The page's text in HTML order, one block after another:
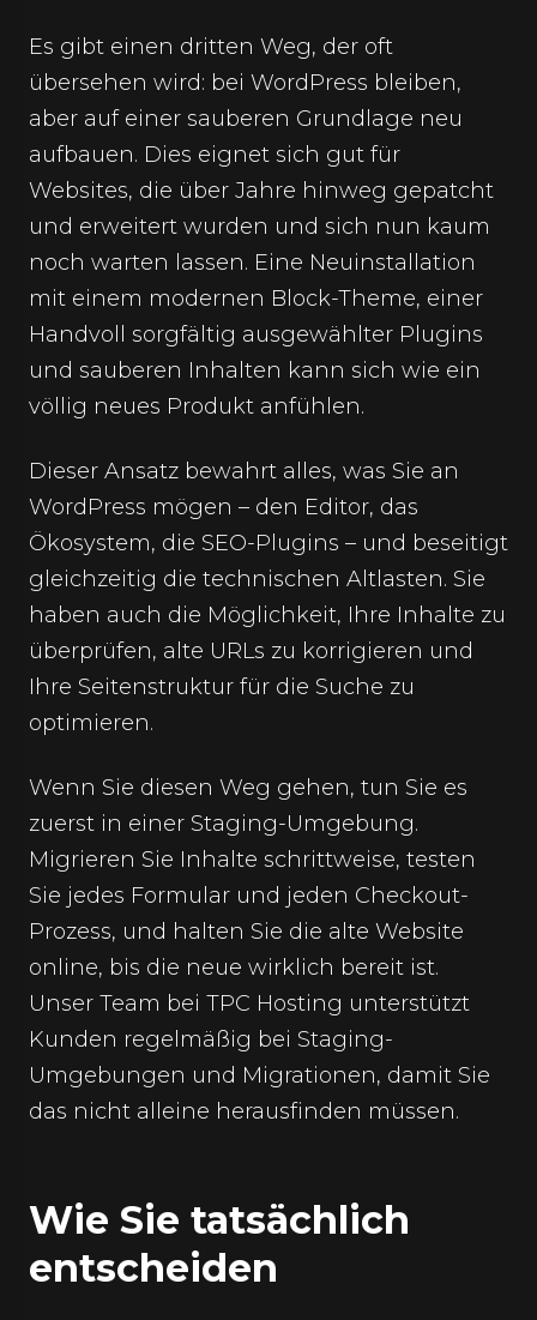
Es gibt einen dritten Weg, der oft
übersehen wird: bei WordPress bleiben,
aber auf einer sauberen Grundlage neu
aufbauen. Dies eignet sich gut für
Websites, die über Jahre hinweg gepatcht
und erweitert wurden und sich nun kaum
noch warten lassen. Eine Neuinstallation
mit einem modernen Block-Theme, einer
Handvoll sorgfältig ausgewählter Plugins
und sauberen Inhalten kann sich wie ein
völlig neues Produkt anfühlen.
Dieser Ansatz bewahrt alles, was Sie an
WordPress mögen – den Editor, das
Ökosystem, die SEO-Plugins – und beseitigt
gleichzeitig die technischen Altlasten. Sie
haben auch die Möglichkeit, Ihre Inhalte zu
überprüfen, alte URLs zu korrigieren und
Ihre Seitenstruktur für die Suche zu
optimieren.
Wenn Sie diesen Weg gehen, tun Sie es
zuerst in einer Staging-Umgebung.
Migrieren Sie Inhalte schrittweise, testen
Sie jedes Formular und jeden Checkout-
Prozess, und halten Sie die alte Website
online, bis die neue wirklich bereit ist.
Unser Team bei TPC Hosting unterstützt
Kunden regelmäßig bei Staging-
Umgebungen und Migrationen, damit Sie
das nicht alleine herausfinden müssen.
Wie Sie tatsächlich
entscheiden